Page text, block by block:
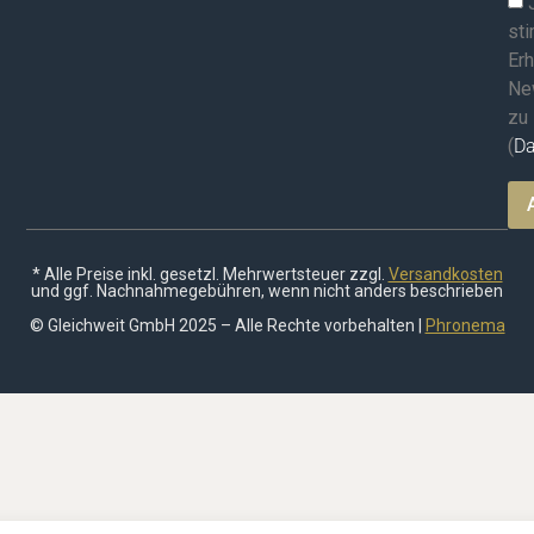
zu
(
* Alle Preise inkl. gesetzl. Mehrwertsteuer zzgl. Versandkosten
und ggf. Nachnahmegebühren, wenn nicht anders beschrieben
© Gleichweit GmbH 2025 – Alle Rechte vorbehalten |
Phronema